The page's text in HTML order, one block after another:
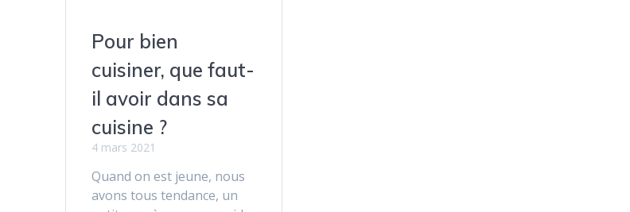
Pour bien
cuisiner, que faut-
il avoir dans sa
cuisine ?
4 mars 2021
Quand on est jeune, nous
avons tous tendance, un